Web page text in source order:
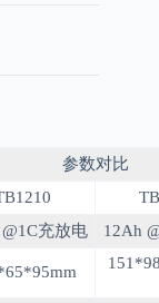
参数对比
充放电 12Ah